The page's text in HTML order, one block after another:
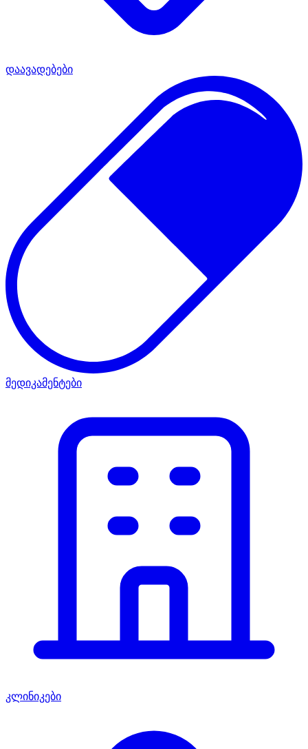
დაავადებები
მედიკამენტები
კლინიკები